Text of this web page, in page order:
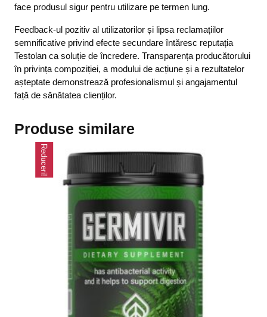
face produsul sigur pentru utilizare pe termen lung.
Feedback-ul pozitiv al utilizatorilor și lipsa reclamațiilor
semnificative privind efecte secundare întăresc reputația
Testolan ca soluție de încredere. Transparența producătorului
în privința compoziției, a modului de acțiune și a rezultatelor
așteptate demonstrează profesionalismul și angajamentul
față de sănătatea clienților.
Produse similare
Reduceri!